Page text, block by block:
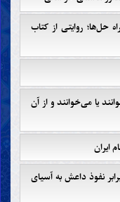
حل‌ها؛ روایتی از کتاب
یا می‌خوانند و از آن
نفوذ داعش به آسیای